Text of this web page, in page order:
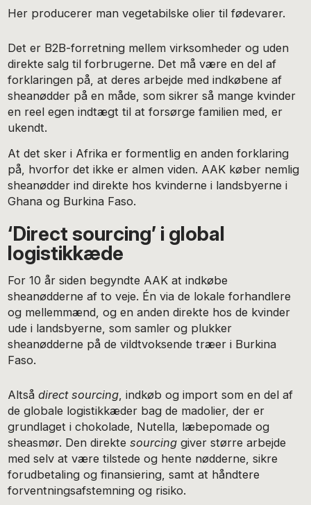
Her producerer man vegetabilske olier til fødevarer.
Det er B2B-forretning mellem virksomheder og uden
direkte salg til forbrugerne. Det må være en del af
forklaringen på, at deres arbejde med indkøbene af
sheanødder på en måde, som sikrer så mange kvinder
en reel egen indtægt til at forsørge familien med, er
ukendt.
At det sker i Afrika er formentlig en anden forklaring
på, hvorfor det ikke er almen viden. AAK køber nemlig
sheanødder ind direkte hos kvinderne i landsbyerne i
Ghana og Burkina Faso.
‘Direct sourcing’ i global
logistikkæde
For 10 år siden begyndte AAK at indkøbe
sheanødderne af to veje. Én via de lokale forhandlere
og mellemmænd, og en anden direkte hos de kvinder
ude i landsbyerne, som samler og plukker
sheanødderne på de vildtvoksende træer i Burkina
Faso.
Altsådirect sourcing , indkøb og import som en del af
de globale logistikkæder bag de madolier, der er
grundlaget i chokolade, Nutella, læbepomade og
sheasmør. Den direktesourcing giver større arbejde
med selv at være tilstede og hente nødderne, sikre
forudbetaling og finansiering, samt at håndtere
forventningsafstemning og risiko.